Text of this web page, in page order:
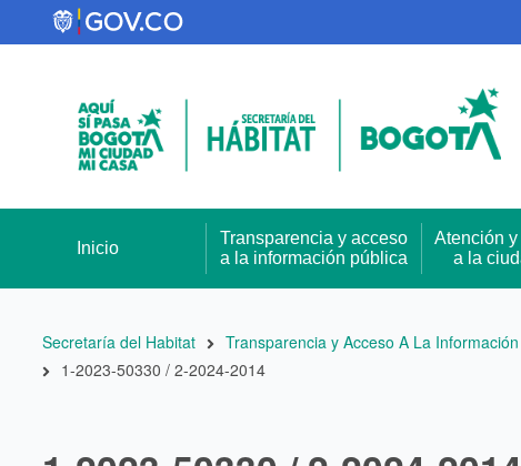
al
Inicio
Transparencia y acceso
a la información pública
Atención
a la
Ruta
de
Secretaría del Habitat Transparencia y Acceso A La
1-2023-50330 / 2-2024-2014